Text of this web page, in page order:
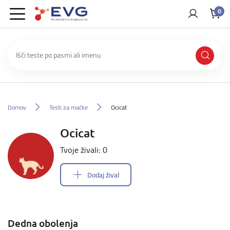
0
Domov Testi za mačke Ocicat
Ocicat
Tvoje živali: 0
Dodaj žival
Dedna obolenja